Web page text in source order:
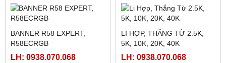
NGUỒN MEANWELL LRS-
350-24
LH: 0938.070.068
NGUỒN MEANWELL LRS-
350-12
LH: 0938.070.068